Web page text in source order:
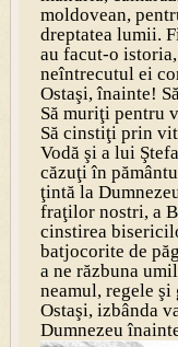
moldovean,
dreptatea lumii.
au facut-o
neîntrecutul ei
Ostaşi, înainte!
Să muriţi pentru
Să cinstiţi prin
Vodă şi a lui
căzuţi în
ţintă la
fraţilor nostri, a
cinstirea
batjocorite de
a ne răzbuna
neamul, regele
Ostaşi, izbânda
Dumnezeu